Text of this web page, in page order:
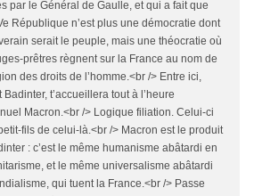
par le Général de Gaulle, et qui a fait que
République n’est plus une démocratie dont
serait le peuple, mais une théocratie où
prêtres règnent sur la France au nom de
des droits de l’homme.<br /> Entre ici,
Badinter, t’accueillera tout à l’heure
Macron.<br /> Logique filiation. Celui-ci
fils de celui-là.<br /> Macron est le produit
: c’est le même humanisme abâtardi en
et le même universalisme abâtardi
qui tuent la France.<br /> Passe